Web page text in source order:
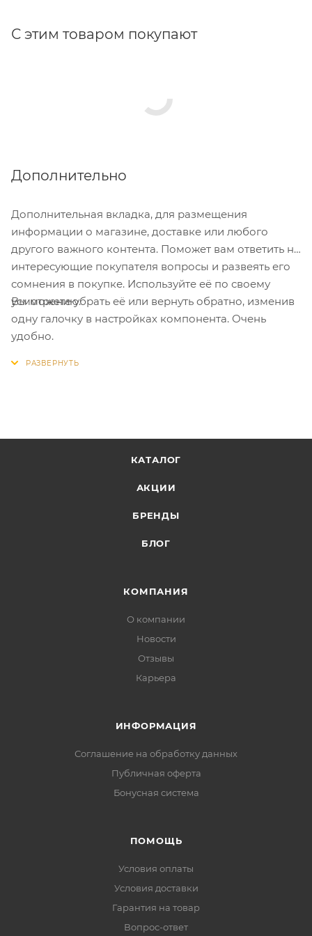
С этим товаром покупают
Дополнительно
Дополнительная вкладка, для размещения
информации о магазине, доставке или любого
другого важного контента. Поможет вам ответить на
интересующие покупателя вопросы и развеять его
сомнения в покупке. Используйте её по своему
усмотрению.
Вы можете убрать её или вернуть обратно, изменив
одну галочку в настройках компонента. Очень
удобно.
КАТАЛОГ
АКЦИИ
БРЕНДЫ
БЛОГ
КОМПАНИЯ
О компании
Новости
Отзывы
Карьера
ИНФОРМАЦИЯ
Соглашение на обработку данных
Публичная оферта
Бонусная система
ПОМОЩЬ
Условия оплаты
Условия доставки
Гарантия на товар
Вопрос-ответ